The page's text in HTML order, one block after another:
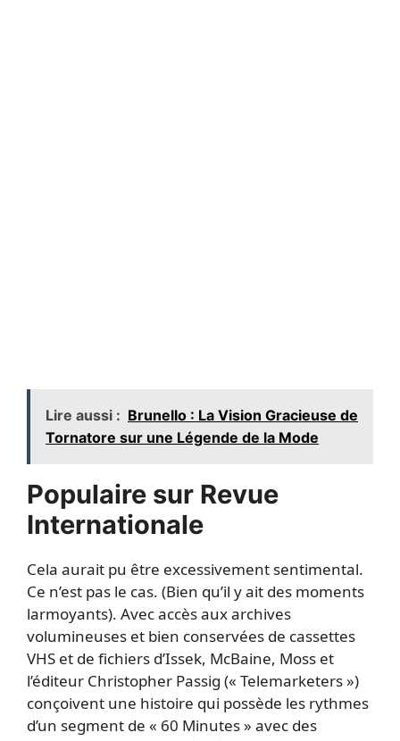
Lire aussi : Brunello : La Vision Gracieuse de
Tornatore sur une Légende de la Mode
Populaire sur Revue
Internationale
Cela aurait pu être excessivement sentimental.
Ce n’est pas le cas. (Bien qu’il y ait des moments
larmoyants). Avec accès aux archives
volumineuses et bien conservées de cassettes
VHS et de fichiers d’Issek, McBaine, Moss et
l’éditeur Christopher Passig (« Telemarketers »)
conçoivent une histoire qui possède les rythmes
d’un segment de « 60 Minutes » avec des